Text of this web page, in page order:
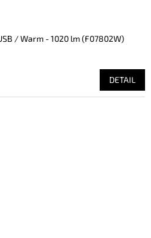
/ Warm - 1020 lm (F07802W)
DETAIL